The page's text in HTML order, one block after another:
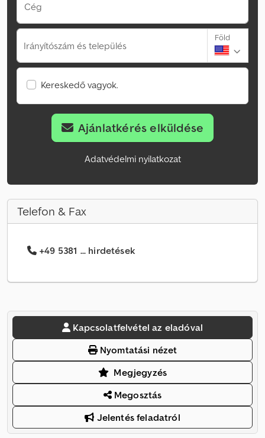
Cég
Irányítószám és település
Föld
Kereskedő vagyok.
Ajánlatkérés elküldése
Adatvédelmi nyilatkozat
Telefon & Fax
+49 5381 ... hirdetések
Kapcsolatfelvétel az eladóval
Nyomtatási nézet
Megjegyzés
Megosztás
Jelentés feladatról